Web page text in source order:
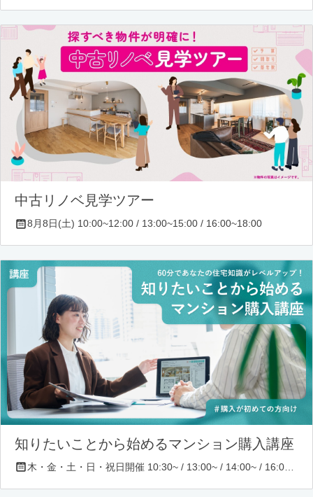
中古リノベ見学ツアー
8月8日(土) 10:00~12:00 / 13:00~15:00 / 16:00~18:00
知りたいことから始めるマンション購入講座